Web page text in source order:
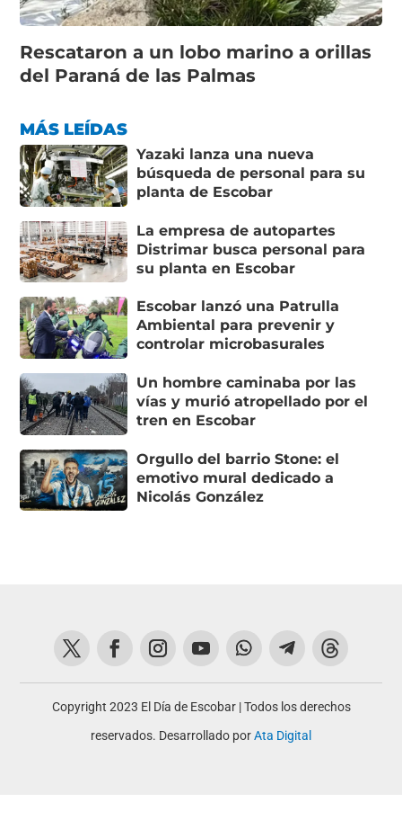
Rescataron a un lobo marino a orillas
del Paraná de las Palmas
MÁS LEÍDAS
Yazaki lanza una nueva
búsqueda de personal para su
planta de Escobar
La empresa de autopartes
Distrimar busca personal para
su planta en Escobar
Escobar lanzó una Patrulla
Ambiental para prevenir y
controlar microbasurales
Un hombre caminaba por las
vías y murió atropellado por el
tren en Escobar
Orgullo del barrio Stone: el
emotivo mural dedicado a
Nicolás González
Copyright 2023 El Día de Escobar | Todos los derechos
reservados. Desarrollado porAta Digital